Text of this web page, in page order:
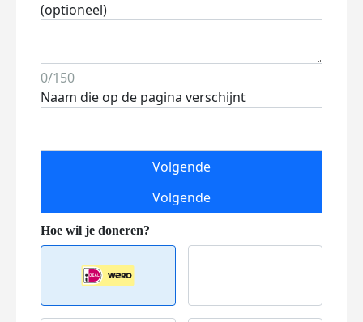
(optioneel)
0/150
Naam die op de pagina verschijnt
Volgende
Volgende